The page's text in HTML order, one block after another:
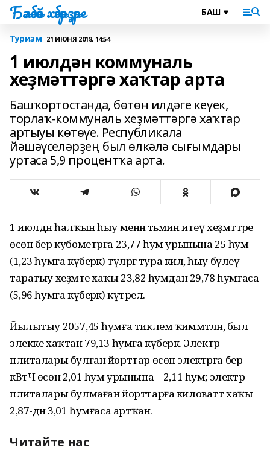
Бәләбәй хәбәрҙәре
Туризм 21 ИЮНЯ 2018, 14:54
1 июлдән коммуналь
хеҙмәттәргә хаҡтар арта
Башҡортостанда, бөтөн илдәге кеүек,
торлаҡ-коммуналь хеҙмәттәргә хаҡтар
артыуы көтөүе. Республикала
йәшәүселәрҙең был өлкәлә сығымдары
уртаса 5,9 процентҡа арта.
1 июлдән һалҡын һыу менән тәьмин итеү хеҙмәттәре
өсөн бер кубометрға 23,77 һум урынына 25 һум
(1,23 һумға күберәк) түләргә тура килә, һыу бүлеү-
таратыу хеҙмәте хаҡы 23,82 һумдан 29,78 һумғаса
(5,96 һумға күберәк) күтәрелә.
Йылытыу 2057,45 һумға тиклем ҡиммәтләнә, был
элекке хаҡтан 79,13 һумға күберәк. Электр
плиталары булған йорттар өсөн электрға бер
кВтЧ өсөн 2,01 һум урынына – 2,11 һум; электр
плиталары булмаған йорттарға киловатт хаҡы
2,87-дән 3,01 һумғаса артҡан.
Читайте нас